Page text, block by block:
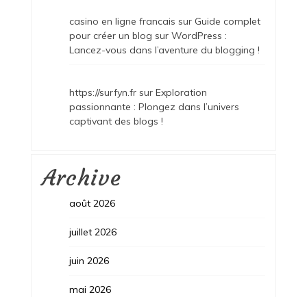
casino en ligne francais sur Guide complet
pour créer un blog sur WordPress :
Lancez-vous dans l’aventure du blogging !
https://surfyn.frsur Exploration
passionnante : Plongez dans l’univers
captivant des blogs !
Archive
août 2026
juillet 2026
juin 2026
mai 2026